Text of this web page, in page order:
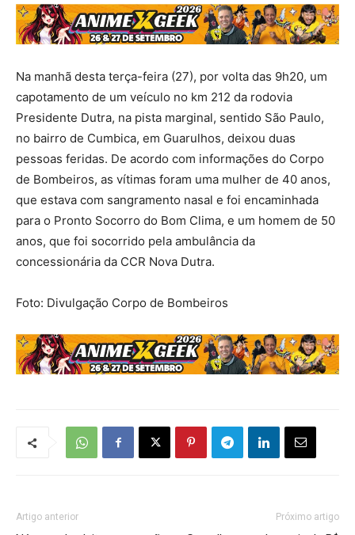
Na manhã desta terça-feira (27), por volta das 9h20, um
capotamento de um veículo no km 212 da rodovia
Presidente Dutra, na pista marginal, sentido São Paulo,
no bairro de Cumbica, em Guarulhos, deixou duas
pessoas feridas. De acordo com informações do Corpo
de Bombeiros, as vítimas foram uma mulher de 40 anos,
que estava com sangramento nasal e foi encaminhada
para o Pronto Socorro do Bom Clima, e um homem de 50
anos, que foi socorrido pela ambulância da
concessionária da CCR Nova Dutra.
Foto: Divulgação Corpo de Bombeiros
Artigo anterior Próximo artigo